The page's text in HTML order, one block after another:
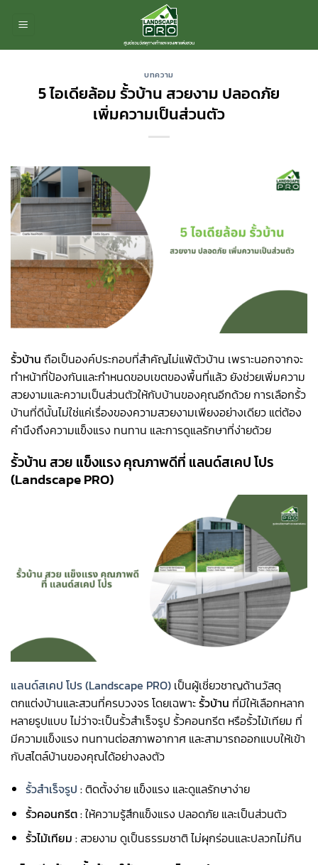
บทความ
5 ไอเดียล้อม รั้วบ้าน สวยงาม ปลอดภัย
เพิ่มความเป็นส่วนตัว
รั้วบ้าน ถือเป็นองค์ประกอบที่สำคัญไม่แพ้ตัวบ้าน เพราะนอกจากจะ
ทำหน้าที่ป้องกันและกำหนดขอบเขตของพื้นที่แล้ว ยังช่วยเพิ่มความ
สวยงามและความเป็นส่วนตัวให้กับบ้านของคุณอีกด้วย การเลือกรั้ว
บ้านที่ดีนั้นไม่ใช่แค่เรื่องของความสวยงามเพียงอย่างเดียว แต่ต้อง
คำนึงถึงความแข็งแรง ทนทาน และการดูแลรักษาที่ง่ายด้วย
รั้วบ้าน สวย แข็งแรง คุณภาพดีที่ แลนด์สเคป โปร
(Landscape PRO)
แลนด์สเคป โปร (Landscape PRO) เป็นผู้เชี่ยวชาญด้านวัสดุ
ตกแต่งบ้านและสวนที่ครบวงจร โดยเฉพาะรั้วบ้าน ที่มีให้เลือกหลาก
หลายรูปแบบ ไม่ว่าจะเป็นรั้วสำเร็จรูป รั้วคอนกรีต หรือรั้วไม้เทียม ที่
มีความแข็งแรง ทนทานต่อสภาพอากาศ และสามารถออกแบบให้เข้า
กับสไตล์บ้านของคุณได้อย่างลงตัว
รั้วสำเร็จรูป :ติดตั้งง่าย แข็งแรง และดูแลรักษาง่าย
รั้วคอนกรีต:ให้ความรู้สึกแข็งแรง ปลอดภัย และเป็นส่วนตัว
รั้วไม้เทียม :สวยงาม ดูเป็นธรรมชาติ ไม่ผุกร่อนและปลวกไม่กิน